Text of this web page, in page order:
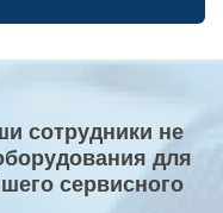
сотрудники не
для
сервисного